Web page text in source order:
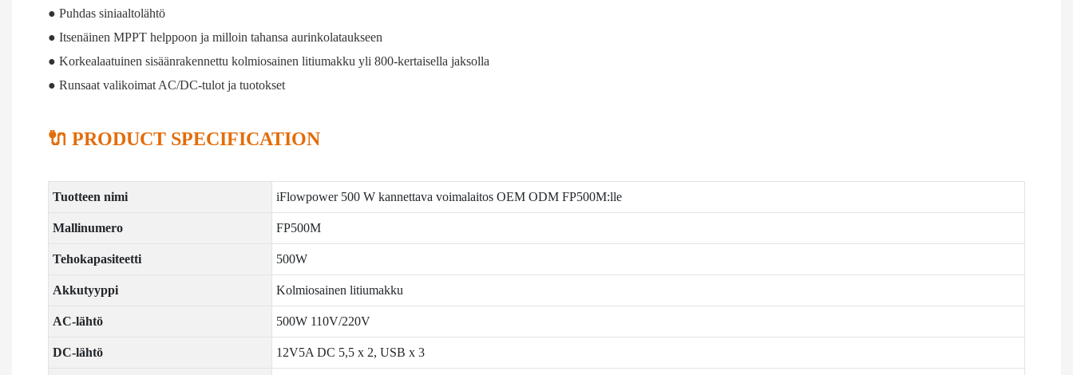
● Puhdas siniaaltolähtö
● Itsenäinen MPPT helppoon ja milloin tahansa aurinkolataukseen
● Korkealaatuinen sisäänrakennettu kolmiosainen litiumakku yli 800-kertaisella jaksolla
● Runsaat valikoimat AC/DC-tulot ja tuotokset
🔌 PRODUCT SPECIFICATION
Tuotteen nimi iFlowpower 500 W kannettava voimalaitos OEM ODM FP500M:lle
Mallinumero FP500M
Tehokapasiteetti 500W
Akkutyyppi Kolmiosainen litiumakku
AC-lähtö 500W 110V/220V
DC-lähtö 12V5A DC 5,5 x 2, USB x 3